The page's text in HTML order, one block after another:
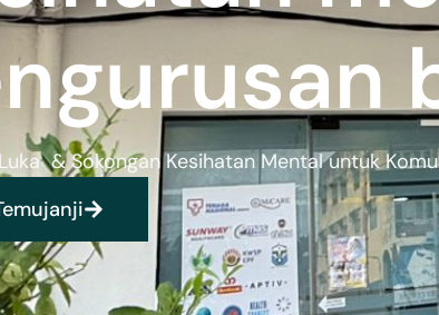
& Sokongan Kesihatan Mental untuk